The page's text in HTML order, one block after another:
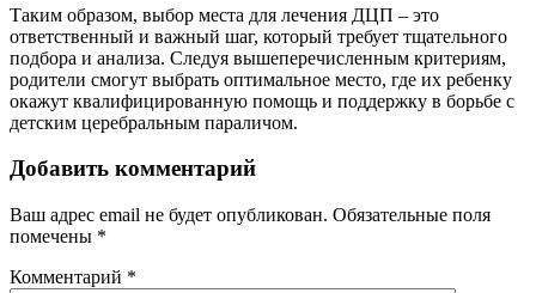
Таким образом, выбор места для лечения ДЦП – это
ответственный и важный шаг, который требует тщательного
подбора и анализа. Следуя вышеперечисленным критериям,
родители смогут выбрать оптимальное место, где их ребенку
окажут квалифицированную помощь и поддержку в борьбе с
детским церебральным параличом.
Добавить комментарий
Ваш адрес email не будет опубликован. Обязательные поля
помечены *
Комментарий *